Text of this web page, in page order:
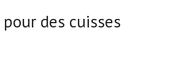
des cuisses